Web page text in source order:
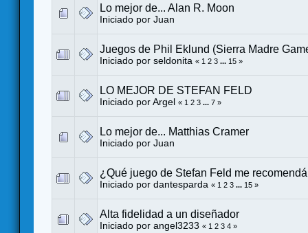
Lo mejor de... Alan R. Moon
Iniciado por Juan
Juegos de Phil Eklund (Sierra Madre
Iniciado por seldonita « 1 2 3 ... 15 »
LO MEJOR DE STEFAN FELD
Iniciado por Argel « 1 2 3 ... 7 »
Lo mejor de... Matthias Cramer
Iniciado por Juan
¿Qué juego de Stefan Feld me
Iniciado por dantesparda « 1 2 3 ... 15 »
Alta fidelidad a un diseñador
Iniciado por angel3233 « 1 2 3 4 »